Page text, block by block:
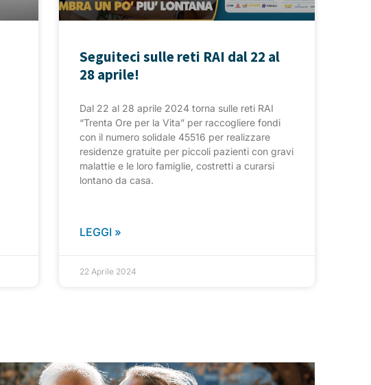
Seguiteci sulle reti RAI dal 22 al
28 aprile!
Dal 22 al 28 aprile 2024 torna sulle reti RAI
“Trenta Ore per la Vita” per raccogliere fondi
con il numero solidale 45516 per realizzare
residenze gratuite per piccoli pazienti con gravi
malattie e le loro famiglie, costretti a curarsi
lontano da casa.
LEGGI »
22 Aprile 2024